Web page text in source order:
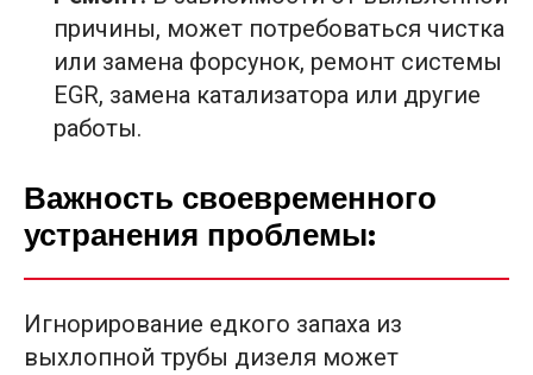
причины, может потребоваться чистка
или замена форсунок, ремонт системы
EGR, замена катализатора или другие
работы.
Важность своевременного
устранения проблемы:
Игнорирование едкого запаха из
выхлопной трубы дизеля может